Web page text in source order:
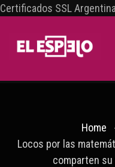
Certificados SSL Argentina
Home
Locos por las
comparten